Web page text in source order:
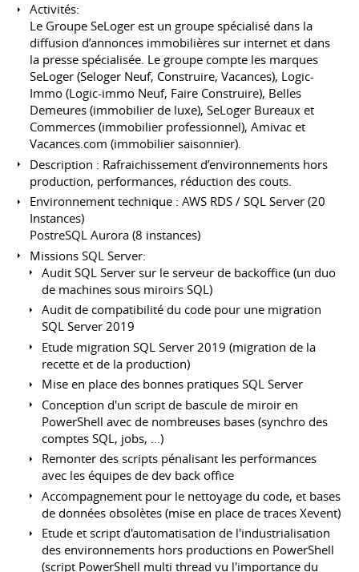
Activités:
Le Groupe SeLoger est un groupe spécialisé dans la
diffusion d’annonces immobilières sur internet et dans
la presse spécialisée. Le groupe compte les marques
SeLoger (Seloger Neuf, Construire, Vacances), Logic-
Immo (Logic-immo Neuf, Faire Construire), Belles
Demeures (immobilier de luxe), SeLoger Bureaux et
Commerces (immobilier professionnel), Amivac et
Vacances.com (immobilier saisonnier).
Description : Rafraichissement d’environnements hors
production, performances, réduction des couts.
Environnement technique : AWS RDS / SQL Server (20
Instances)
PostreSQL Aurora (8 instances)
Missions SQL Server:
Audit SQL Server sur le serveur de backoffice (un duo
de machines sous miroirs SQL)
Audit de compatibilité du code pour une migration
SQL Server 2019
Etude migration SQL Server 2019 (migration de la
recette et de la production)
Mise en place des bonnes pratiques SQL Server
Conception d'un script de bascule de miroir en
PowerShell avec de nombreuses bases (synchro des
comptes SQL, jobs, ...)
Remonter des scripts pénalisant les performances
avec les équipes de dev back office
Accompagnement pour le nettoyage du code, et bases
de données obsolètes (mise en place de traces Xevent)
Etude et script d'automatisation de l'industrialisation
des environnements hors productions en PowerShell
(script PowerShell multi thread vu l'importance du